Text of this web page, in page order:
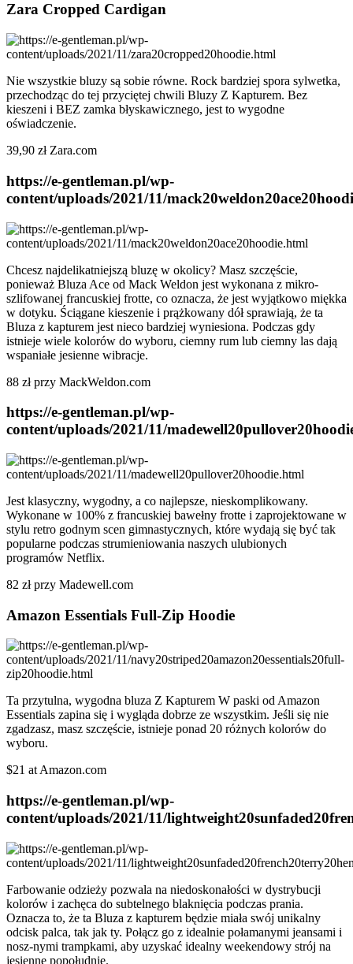
Zara Cropped Cardigan
Nie wszystkie bluzy są sobie równe. Rock bardziej spora sylwetka,
przechodząc do tej przyciętej chwili Bluzy Z Kapturem. Bez
kieszeni i BEZ zamka błyskawicznego, jest to wygodne
oświadczenie.
39,90 zł Zara.com
https://e-gentleman.pl/wp-
content/uploads/2021/11/
Chcesz najdelikatniejszą bluzę w okolicy? Masz szczęście,
ponieważ Bluza Ace od Mack Weldon jest wykonana z mikro-
szlifowanej francuskiej frotte, co oznacza, że jest wyjątkowo miękka
w dotyku. Ściągane kieszenie i prążkowany dół sprawiają, że ta
Bluza z kapturem jest nieco bardziej wyniesiona. Podczas gdy
istnieje wiele kolorów do wyboru, ciemny rum lub ciemny las dają
wspaniałe jesienne wibracje.
88 zł przy MackWeldon.com
https://e-gentleman.pl/wp-
content/uploads/2021/11/
Jest klasyczny, wygodny, a co najlepsze, nieskomplikowany.
Wykonane w 100% z francuskiej bawełny frotte i zaprojektowane w
stylu retro godnym scen gimnastycznych, które wydają się być tak
popularne podczas strumieniowania naszych ulubionych
programów Netflix.
82 zł przy Madewell.com
Amazon Essentials Full-Zip Hoodie
Ta przytulna, wygodna bluza Z Kapturem W paski od Amazon
Essentials zapina się i wygląda dobrze ze wszystkim. Jeśli się nie
zgadzasz, masz szczęście, istnieje ponad 20 różnych kolorów do
wyboru.
$21 at Amazon.com
https://e-gentleman.pl/wp-
content/uploads/2021/11/
Farbowanie odzieży pozwala na niedoskonałości w dystrybucji
kolorów i zachęca do subtelnego blaknięcia podczas prania.
Oznacza to, że ta Bluza z kapturem będzie miała swój unikalny
odcisk palca, tak jak ty. Połącz go z idealnie połamanymi jeansami i
nosz-nymi trampkami, aby uzyskać idealny weekendowy strój na
jesienne popołudnie.